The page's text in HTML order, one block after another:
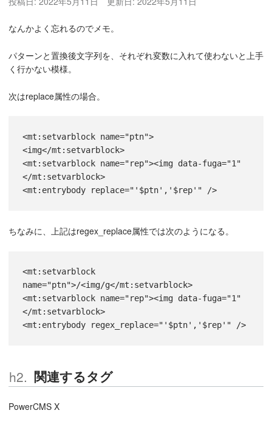
なんかよく忘れるのでメモ。
パターンと置換後文字列を、それぞれ変数に入れて使わないと上手
く行かない模様。
次はreplace属性の場合。
<mt:setvarblock name="ptn">
<img</mt:setvarblock>
<mt:setvarblock name="rep"><img data-fuga="1"
</mt:setvarblock>
<mt:entrybody replace="'$ptn','$rep'" />
ちなみに、上記はregex_replace属性では次のようになる。
<mt:setvarblock
name="ptn">/<img/g</mt:setvarblock>
<mt:setvarblock name="rep"><img data-fuga="1"
</mt:setvarblock>
<mt:entrybody regex_ replace="'$ptn','$rep'" />
関連するタグ
PowerCMS X